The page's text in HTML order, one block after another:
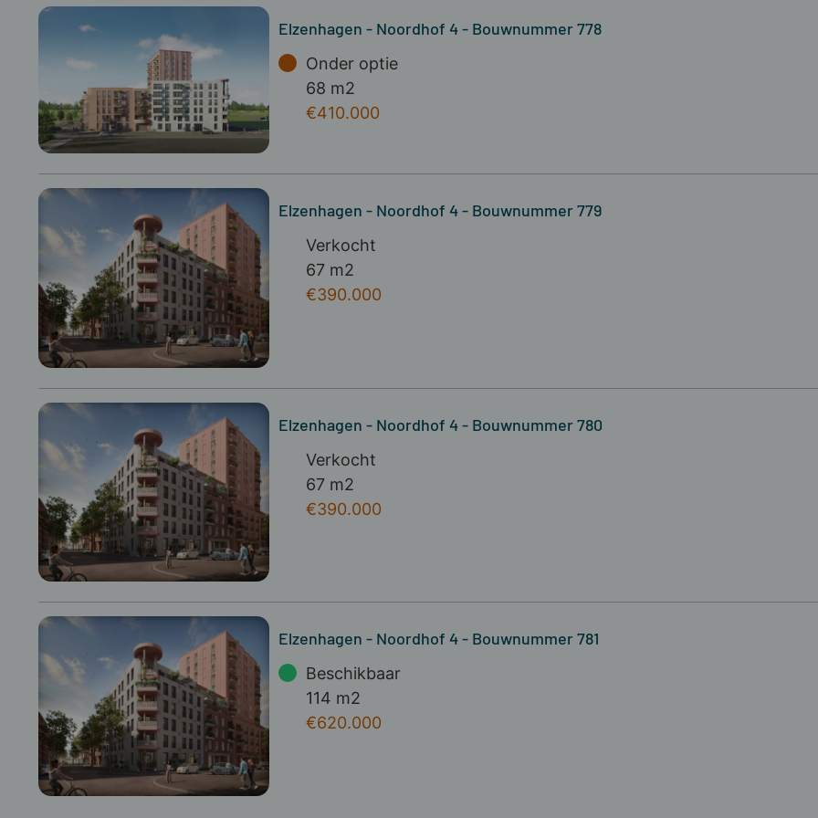
Elzenhagen - Noordhof 4 - Bouwnummer 778
Onder optie
68 m2
€410.000
Elzenhagen - Noordhof 4 - Bouwnummer 779
Verkocht
67 m2
€390.000
Elzenhagen - Noordhof 4 - Bouwnummer 780
Verkocht
67 m2
€390.000
Elzenhagen - Noordhof 4 - Bouwnummer 781
Beschikbaar
114 m2
€620.000